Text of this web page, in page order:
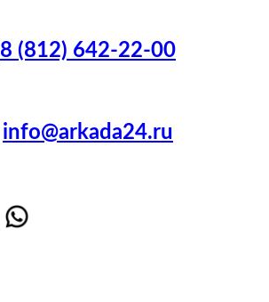
8 (812) 642-22-00
info@arkada24.ru